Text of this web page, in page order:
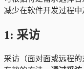
减少在软件开发过程中
1: 采访
采访（面对面或远程